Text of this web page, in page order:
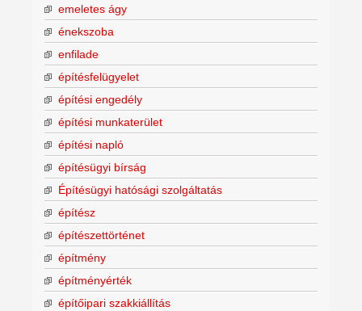
emeletes ágy
énekszoba
enfilade
építésfelügyelet
építési engedély
építési munkaterület
építési napló
építésügyi bírság
Építésügyi hatósági szolgáltatás
építész
építészettörténet
építmény
építményérték
építőipari szakkiállítás